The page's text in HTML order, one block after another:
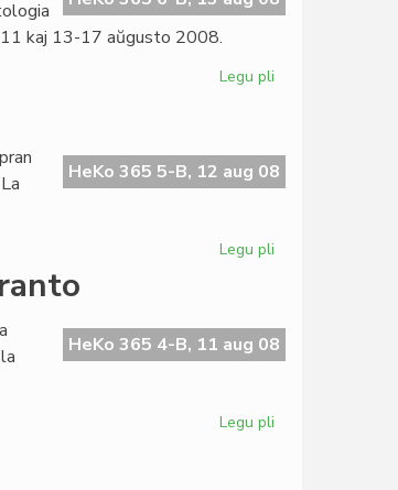
kaj 13-17 aŭgusto 2008.
Legu pli
Fakultato
HeKo 365 5-B, 12 aug 08
Legu pli
PEN-
bulteno
HeKo 365 4-B, 11 aug 08
Legu pli